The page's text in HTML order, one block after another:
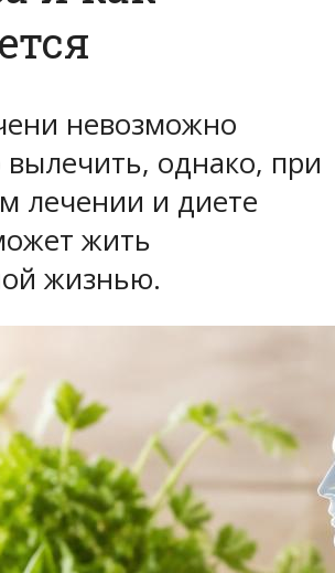
невозможно
однако, при
лечении и диете
жить
жизнью.